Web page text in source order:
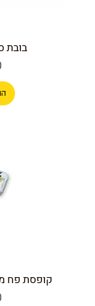
בובת
קופסת פח